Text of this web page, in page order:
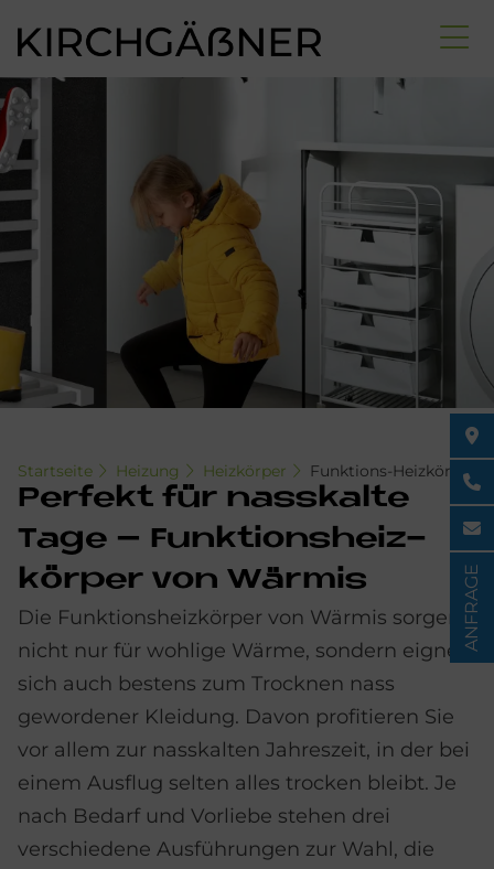
Direkt
zum
Inhalt
Startseite Heizung Heizkörper Funktions-Heizkörper
Per­fe­kt für nass­kal­te
Tage – Funk­ti­ons­heiz­
kör­per von Wär­mis
Die Funktionsheizkörper von Wärmis sorgen
nicht nur für wohlige Wärme, sondern eignen
sich auch bestens zum Trocknen nass
gewordener Kleidung. Davon profitieren Sie
vor allem zur nasskalten Jahreszeit, in der bei
einem Ausflug selten alles trocken bleibt. Je
nach Bedarf und Vorliebe stehen drei
verschiedene Ausführungen zur Wahl, die
ANFRAGE